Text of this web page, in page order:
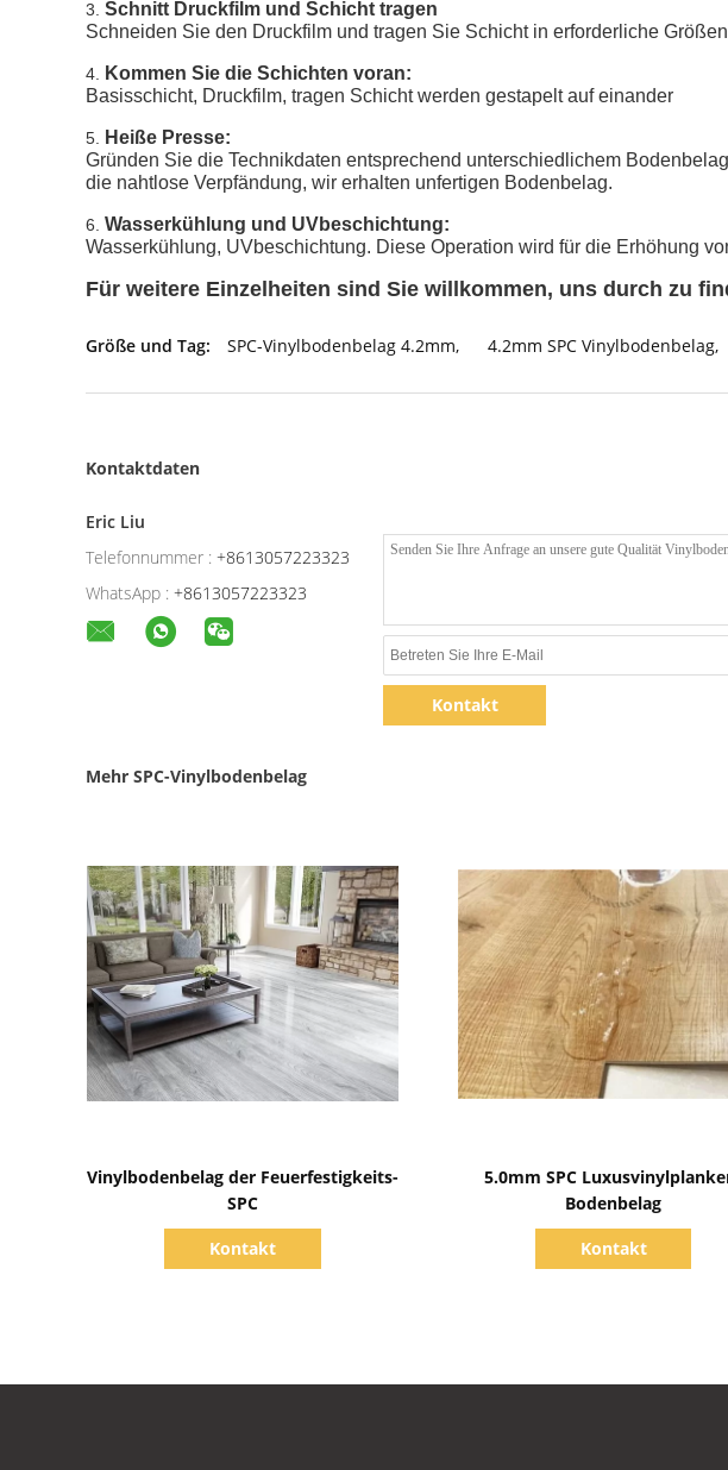
3. Schnitt Druckfilm und Schicht tragen
Schneiden Sie den Druckfilm und tragen Sie Schicht in erforderliche
4.
Kommen Sie die Schichten voran:
Basisschicht, Druckfilm, tragen Schicht werden gestapelt auf einander
5.
Heiße Presse:
Gründen Sie die Technikdaten entsprechend unterschiedlichem
die nahtlose Verpfändung, wir erhalten unfertigen Bodenbelag.
6. Wasserkühlung und UVbeschichtung:
Wasserkühlung, UVbeschichtung. Diese Operation wird für die Erhöhung
Für weitere Einzelheiten sind Sie willkommen, uns durch zu
Größe und Tag: SPC-Vinylbodenbelag 4.2mm, 4.2mm SPC Vinylbodenbelag,
Kontaktdaten
Eric Liu
Telefonnummer : +8613057223323
WhatsApp : +8613057223323
Kontakt
Mehr SPC-Vinylbodenbelag
Vinylbodenbelag der Feuerfestigkeits-
SPC
Kontakt
5.0mm SPC
Bodenbelag
Kontakt